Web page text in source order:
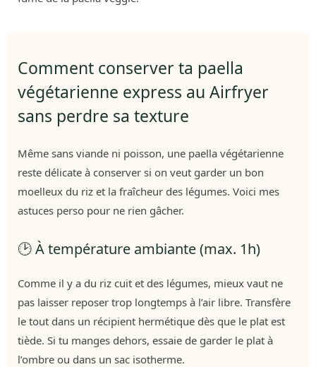
Comment conserver ta paella
végétarienne express au Airfryer
sans perdre sa texture
Même sans viande ni poisson, une paella végétarienne
reste délicate à conserver si on veut garder un bon
moelleux du riz et la fraîcheur des légumes. Voici mes
astuces perso pour ne rien gâcher.
🕑 À température ambiante (max. 1h)
Comme il y a du riz cuit et des légumes, mieux vaut ne
pas laisser reposer trop longtemps à l’air libre. Transfère
le tout dans un récipient hermétique dès que le plat est
tiède. Si tu manges dehors, essaie de garder le plat à
l’ombre ou dans un sac isotherme.